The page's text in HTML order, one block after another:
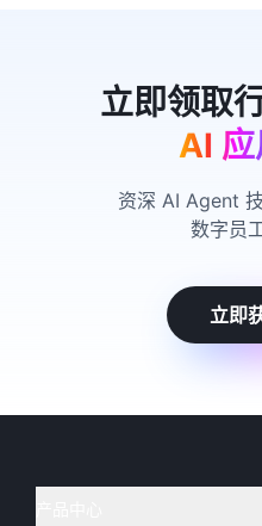
AI 应
资深 AI Agent
数字员
立即